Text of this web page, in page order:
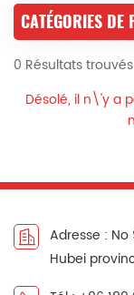
CATÉGORIES DE
0 Résultats
Désolé, il n\'y a
Adresse :
Hubei